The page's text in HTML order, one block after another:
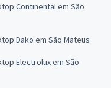
Continental em São
Dako em São Mateus
Electrolux em São